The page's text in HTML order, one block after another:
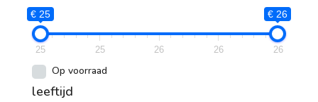
2 spelers
3 spelers
€ 25 € 26
25 25 26 26 26
Op voorraad
leeftijd